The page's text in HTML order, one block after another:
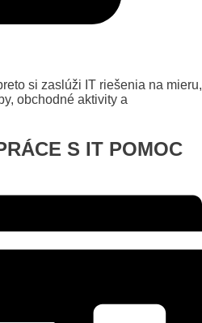
si zaslúži IT riešenia na mieru,
obchodné aktivity a
S IT POMOC